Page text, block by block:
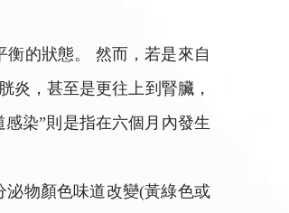
的狀態。 然而，若是來自
炎，甚至是更往上到腎臟，
染”則是指在六個月內發生
泌物顏色味道改變(黃綠色或